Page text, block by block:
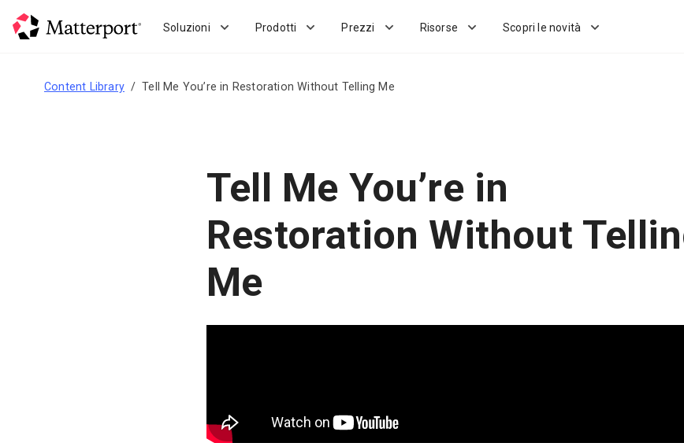
Soluzioni Prodotti Prezzi Risorse Scopri le novità
Content Library Tell Me You’re in Restoration Without Telling Me
Tell Me You’re in
Restoration Without
Me